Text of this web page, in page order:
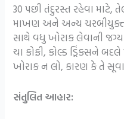
30 પછી તંદુરસ્ત રહેવા માટે,
માખણ અને અન્ય
સાથે વધુ ખોરાક લેવાની
ચા કોફી, કોલ્ડ ડ્રિંક્સને
ખોરાક ન લો, કારણ કે તે
સંતુલિત આહાર: